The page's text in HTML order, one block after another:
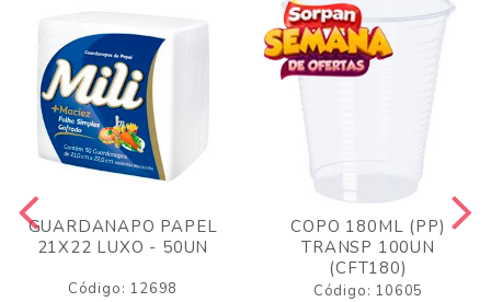
GUARDANAPO PAPEL
21X22 LUXO - 50UN
Código: 12698
COPO 180ML (PP)
TRANSP 100UN
(CFT180)
Código: 10605